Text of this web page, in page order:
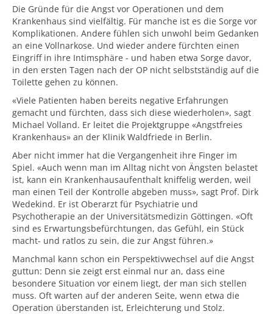
Die Gründe für die Angst vor Operationen und dem
Krankenhaus sind vielfältig. Für manche ist es die Sorge vor
Komplikationen. Andere fühlen sich unwohl beim Gedanken
an eine Vollnarkose. Und wieder andere fürchten einen
Eingriff in ihre Intimsphäre - und haben etwa Sorge davor,
in den ersten Tagen nach der OP nicht selbstständig auf die
Toilette gehen zu können.
«Viele Patienten haben bereits negative Erfahrungen
gemacht und fürchten, dass sich diese wiederholen», sagt
Michael Volland. Er leitet die Projektgruppe «Angstfreies
Krankenhaus» an der Klinik Waldfriede in Berlin.
Aber nicht immer hat die Vergangenheit ihre Finger im
Spiel. «Auch wenn man im Alltag nicht von Ängsten belastet
ist, kann ein Krankenhausaufenthalt kniffelig werden, weil
man einen Teil der Kontrolle abgeben muss», sagt Prof. Dirk
Wedekind. Er ist Oberarzt für Psychiatrie und
Psychotherapie an der Universitätsmedizin Göttingen. «Oft
sind es Erwartungsbefürchtungen, das Gefühl, ein Stück
macht- und ratlos zu sein, die zur Angst führen.»
Manchmal kann schon ein Perspektivwechsel auf die Angst
guttun: Denn sie zeigt erst einmal nur an, dass eine
besondere Situation vor einem liegt, der man sich stellen
muss. Oft warten auf der anderen Seite, wenn etwa die
Operation überstanden ist, Erleichterung und Stolz.